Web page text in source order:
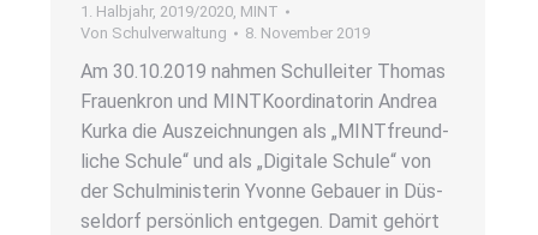
1. Halbjahr, 2019/2020 MINT
Von Schulverwaltung 8. November 2019
Am 30.10.2019 nah­men Schul­lei­ter Tho­mas
Frau­en­kron und MINT­Ko­or­di­na­to­rin Andrea
Kur­ka die Aus­zeich­nun­gen als „MINT­freund­
li­che Schu­le“ und als „Digi­ta­le Schu­le“ von
der Schul­mi­nis­te­rin Yvonne Gebau­er in Düs­
sel­dorf per­sön­lich ent­ge­gen. Damit gehört